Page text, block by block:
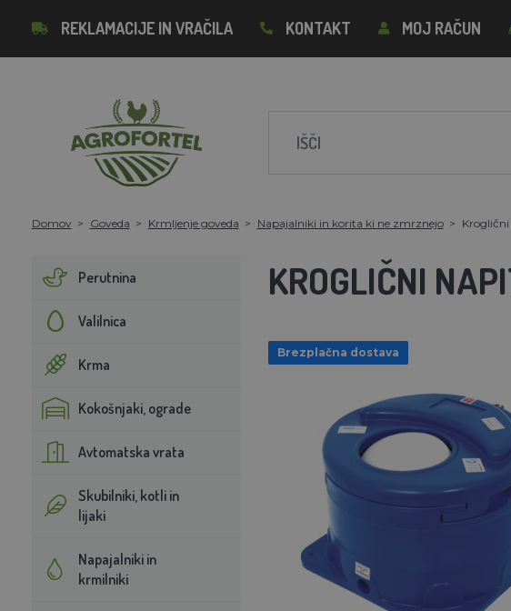
REKLAMACIJE IN VRAČILA KONTAKT MOJ RAČUN
Domov Goveda Krmljenje goveda Napajalniki in korita ki ne zmrznejo
Perutnina
Valilnica
Krma
Kokošnjaki, ograde
Avtomatska vrata
Skubilniki, kotli in
lijaki
Napajalniki in
krmilniki
KROGLIČNI
Brezplačna dostava